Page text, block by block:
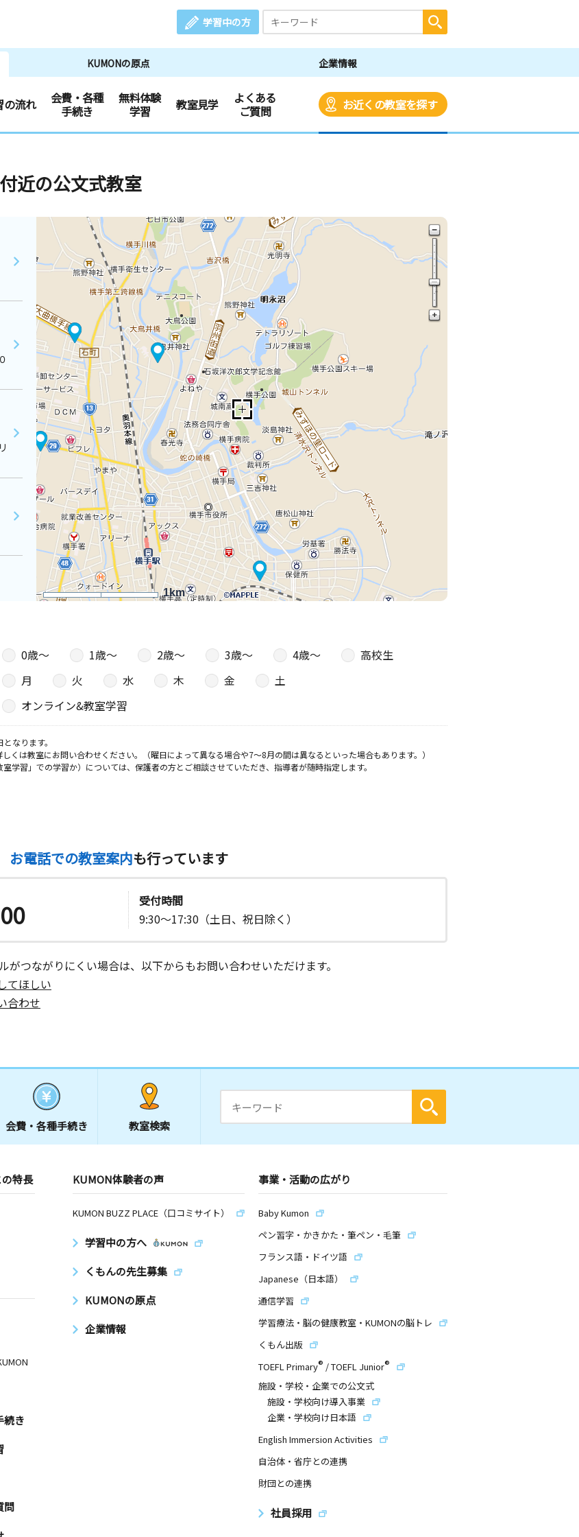
学習中の方
KUMONの原点 企業情報
の流れ
会費・各種
手続き
無料体験
学習
教室見学
よくある
ご質問
お近くの教室を探す
付近の公文式教室
1km
0歳〜 1歳〜 2歳〜 3歳〜 4歳〜
高校生
月 火 水 木 金
土
オンライン&教室学習
なります。
くは教室にお問い合わせください。（曜日によって異なる場合や7～8月の間は異なるといった場合もあります。）
学習」での学習か）については、保護者の方とご相談させていただき、指導者が随時指定します。
お電話での教室案内も行っています
受付時間
9:30～17:30（土日、祝日除く）
がつながりにくい場合は、以下からもお問い合わせいただけます。
てほしい
合わせ
会費・ 各種手続き 教室検索
特長
続き
問
KUMON体験者の声
KUMON BUZZ PLACE（口コミサイト）
学習中の方へ
くもんの先生募集
KUMONの原点
企業情報
事業・活動の広がり
Baby Kumon
ペン習字・かきかた・筆ペン・毛筆
フランス語・ドイツ語
Japanese（日本語）
通信学習
学習療法・脳の健康教室・KUMONの脳トレ
くもん出版
TOEFL Primary® /TOEFL Junior®
施設・学校・企業での公文式
施設・学校向け導入事業
企業・学校向け日本語
English Immersion Activities
自治体・省庁との連携
財団との連携
社員採用